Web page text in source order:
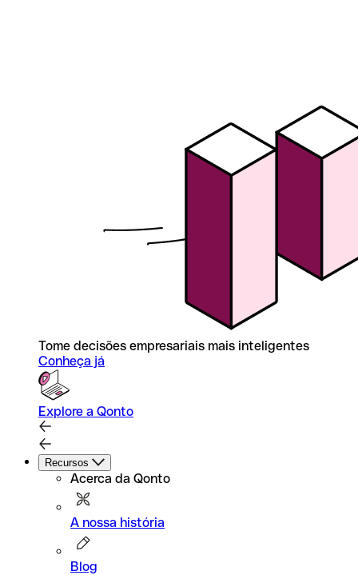
Tome decisões empresariais mais inteligentes
Conheça já
Explore a Qonto
Recursos
Acerca da Qonto
A nossa história
Blog